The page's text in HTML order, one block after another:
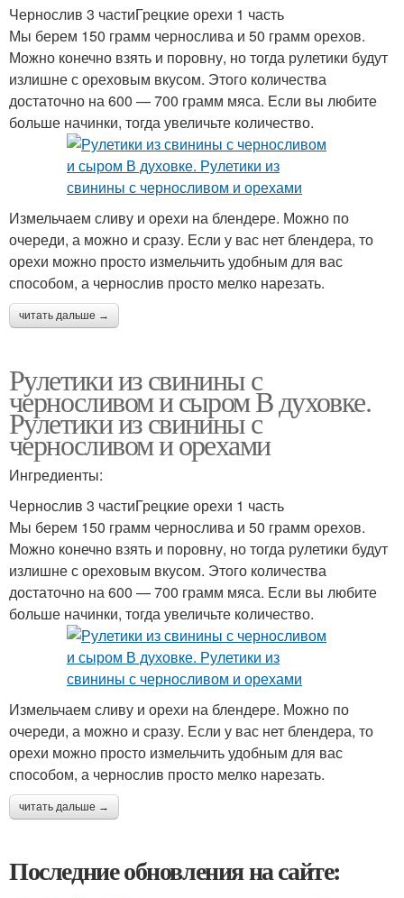
Чернослив 3 частиГрецкие орехи 1 часть
Мы берем 150 грамм чернослива и 50 грамм орехов.
Можно конечно взять и поровну, но тогда рулетики будут
излишне с ореховым вкусом. Этого количества
достаточно на 600 — 700 грамм мяса. Если вы любите
больше начинки, тогда увеличьте количество.
Измельчаем сливу и орехи на блендере. Можно по
очереди, а можно и сразу. Если у вас нет блендера, то
орехи можно просто измельчить удобным для вас
способом, а чернослив просто мелко нарезать.
читать дальше →
Рулетики из свинины с
черносливом и сыром В духовке.
Рулетики из свинины с
черносливом и орехами
Ингредиенты:
Чернослив 3 частиГрецкие орехи 1 часть
Мы берем 150 грамм чернослива и 50 грамм орехов.
Можно конечно взять и поровну, но тогда рулетики будут
излишне с ореховым вкусом. Этого количества
достаточно на 600 — 700 грамм мяса. Если вы любите
больше начинки, тогда увеличьте количество.
Измельчаем сливу и орехи на блендере. Можно по
очереди, а можно и сразу. Если у вас нет блендера, то
орехи можно просто измельчить удобным для вас
способом, а чернослив просто мелко нарезать.
читать дальше →
Последние обновления на сайте: